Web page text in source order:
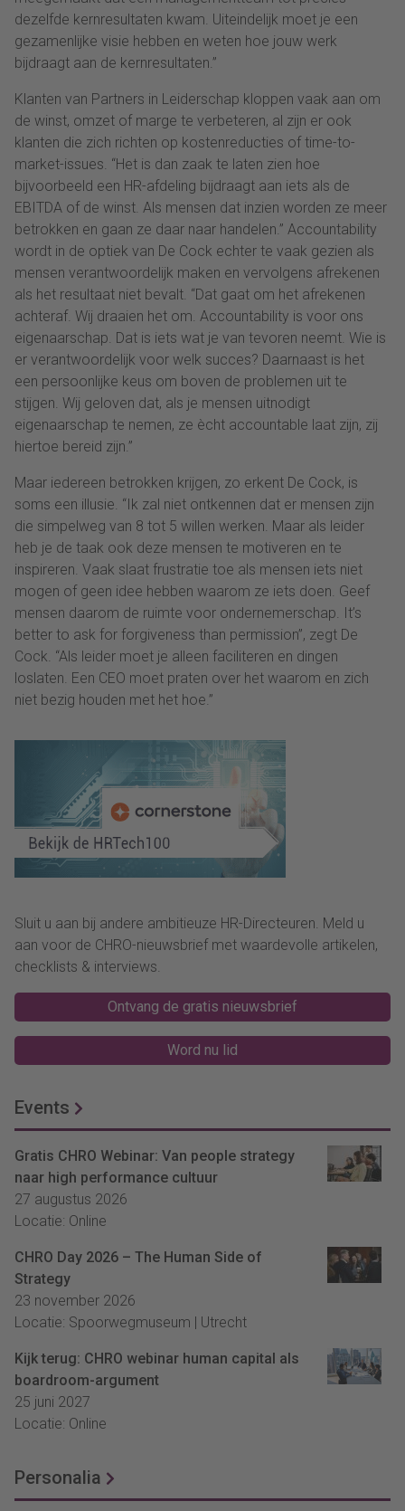
dezelfde kernresultaten kwam. Uiteindelijk moet je een
gezamenlijke visie hebben en weten hoe jouw werk
bijdraagt aan de kernresultaten.”
Klanten van Partners in Leiderschap kloppen vaak aan om
de winst, omzet of marge te verbeteren, al zijn er ook
klanten die zich richten op kostenreducties of time-to-
market-issues. “Het is dan zaak te laten zien hoe
bijvoorbeeld een HR-afdeling bijdraagt aan iets als de
EBITDA of de winst. Als mensen dat inzien worden ze meer
betrokken en gaan ze daar naar handelen.” Accountability
wordt in de optiek van De Cock echter te vaak gezien als
mensen verantwoordelijk maken en vervolgens afrekenen
als het resultaat niet bevalt. “Dat gaat om het afrekenen
achteraf. Wij draaien het om. Accountability is voor ons
eigenaarschap. Dat is iets wat je van tevoren neemt. Wie is
er verantwoordelijk voor welk succes? Daarnaast is het
een persoonlijke keus om boven de problemen uit te
stijgen. Wij geloven dat, als je mensen uitnodigt
eigenaarschap te nemen, ze ècht accountable laat zijn, zij
hiertoe bereid zijn.”
Maar iedereen betrokken krijgen, zo erkent De Cock, is
soms een illusie. “Ik zal niet ontkennen dat er mensen zijn
die simpelweg van 8 tot 5 willen werken. Maar als leider
heb je de taak ook deze mensen te motiveren en te
inspireren. Vaak slaat frustratie toe als mensen iets niet
mogen of geen idee hebben waarom ze iets doen. Geef
mensen daarom de ruimte voor ondernemerschap. It’s
better to ask for forgiveness than permission”, zegt De
Cock. “Als leider moet je alleen faciliteren en dingen
loslaten. Een CEO moet praten over het waarom en zich
niet bezig houden met het hoe.”
Sluit u aan bij andere ambitieuze HR-Directeuren. Meld u
aan voor de CHRO-nieuwsbrief met waardevolle artikelen,
checklists & interviews.
Ontvang de gratis nieuwsbrief
Word nu lid
Events
Gratis CHRO Webinar: Van people strategy
naar high performance cultuur
27 augustus 2026
Locatie: Online
CHRO Day 2026 – The Human Side of
Strategy
23 november 2026
Locatie: Spoorwegmuseum | Utrecht
Kijk terug: CHRO webinar human capital als
boardroom-argument
25 juni 2027
Locatie: Online
Personalia